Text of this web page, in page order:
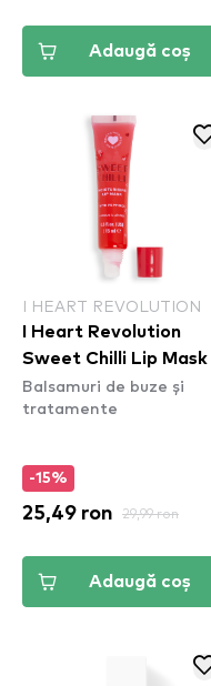
Adaugă coș
I HEART REVOLUTION
I Heart Revolution
Sweet Chilli Lip Mask
Balsamuri de buze și
tratamente
-15%
25,49 ron 29,99 ron
Adaugă coș